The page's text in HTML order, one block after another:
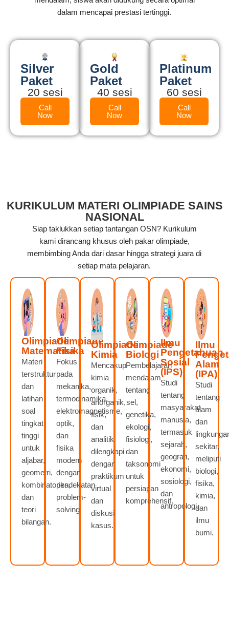
dalam mencapai prestasi tertinggi.
Silver
Paket
20 sesi
Call
Now
Gold
Paket
40 sesi
Call
Now
Platinum
Paket
60 sesi
Call
Now
KURIKULUM MATERI OLIMPIADE SAINS
NASIONAL
Siap taklukkan setiap tantangan OSN? Kurikulum
kami dirancang khusus oleh pakar olimpiade,
membimbing Anda dari dasar hingga strategi juara di
setiap mata pelajaran.
Olimpiade
Matematika
Materi
terstruktur
dan
latihan
soal
tingkat
tinggi
untuk
aljabar,
geometri,
kombinatorika,
dan
teori
bilangan.
Olimpiade
Fisika
Fokus
pada
mekanika,
termodinamika,
elektromagnetisme,
optik,
dan
fisika
modern
dengan
pendekatan
problem-
solving.
Olimpiade
Kimia
Mencakup
kimia
organik,
anorganik,
fisik,
dan
analitik,
dilengkapi
dengan
praktikum
virtual
dan
diskusi
kasus.
Olimpiade
Biologi
Pembelajaran
mendalam
tentang
sel,
genetika,
ekologi,
fisiologi,
dan
taksonomi
untuk
persiapan
komprehensif.
Ilmu
Pengetahuan
Sosial
(IPS)
Studi
tentang
masyarakat
manusia,
termasuk
sejarah,
geografi,
ekonomi,
sosiologi,
dan
antropologi.
Ilmu
Alam
(IPA)
Studi
tentang
alam
dan
sekitar,
meliputi
biologi,
fisika,
kimia,
dan
ilmu
bumi.